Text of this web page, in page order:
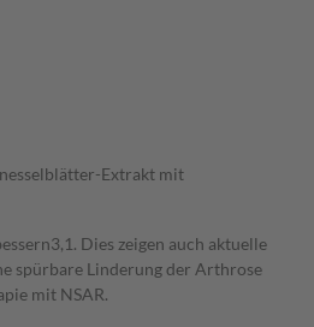
Extrakt mit
Dies zeigen auch aktuelle
spürbare Linderung der Arthrose
mit NSAR.